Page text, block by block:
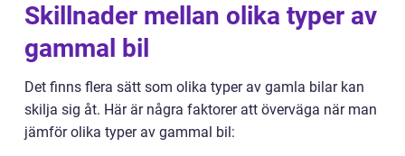
Skillnader mellan olika typer av
gammal bil
Det finns flera sätt som olika typer av gamla bilar kan
skilja sig åt. Här är några faktorer att överväga när man
jämför olika typer av gammal bil: